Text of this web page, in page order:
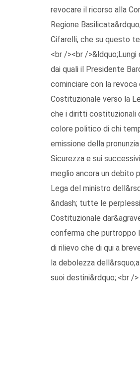
revocare il ricorso alla
Regione
Cifarelli, che su questo
<br /><br /
dai quali il Presidente
cominciare con la
Costituzionale verso la
che i diritti costituzionali
colore politico di chi
emissione della
Sicurezza e sui
meglio ancora un debito
Lega del ministro
&ndash; tutte le
Costituzionale
conferma che purtroppo
di rilievo che di qui a
la debolezza
suoi destini&rdquo;.<br />